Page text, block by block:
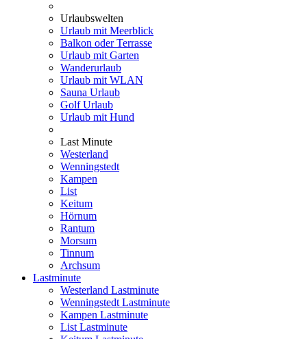
Urlaubswelten
Urlaub mit Meerblick
Balkon oder Terrasse
Urlaub mit Garten
Wanderurlaub
Urlaub mit WLAN
Sauna Urlaub
Golf Urlaub
Urlaub mit Hund
Last Minute
Westerland
Wenningstedt
Kampen
List
Keitum
Hörnum
Rantum
Morsum
Tinnum
Archsum
Lastminute
Westerland Lastminute
Wenningstedt Lastminute
Kampen Lastminute
List Lastminute